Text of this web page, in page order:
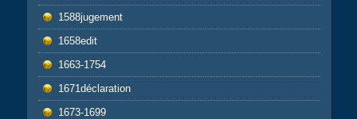
1588jugement
1658edit
1663-1754
1671déclaration
1673-1699